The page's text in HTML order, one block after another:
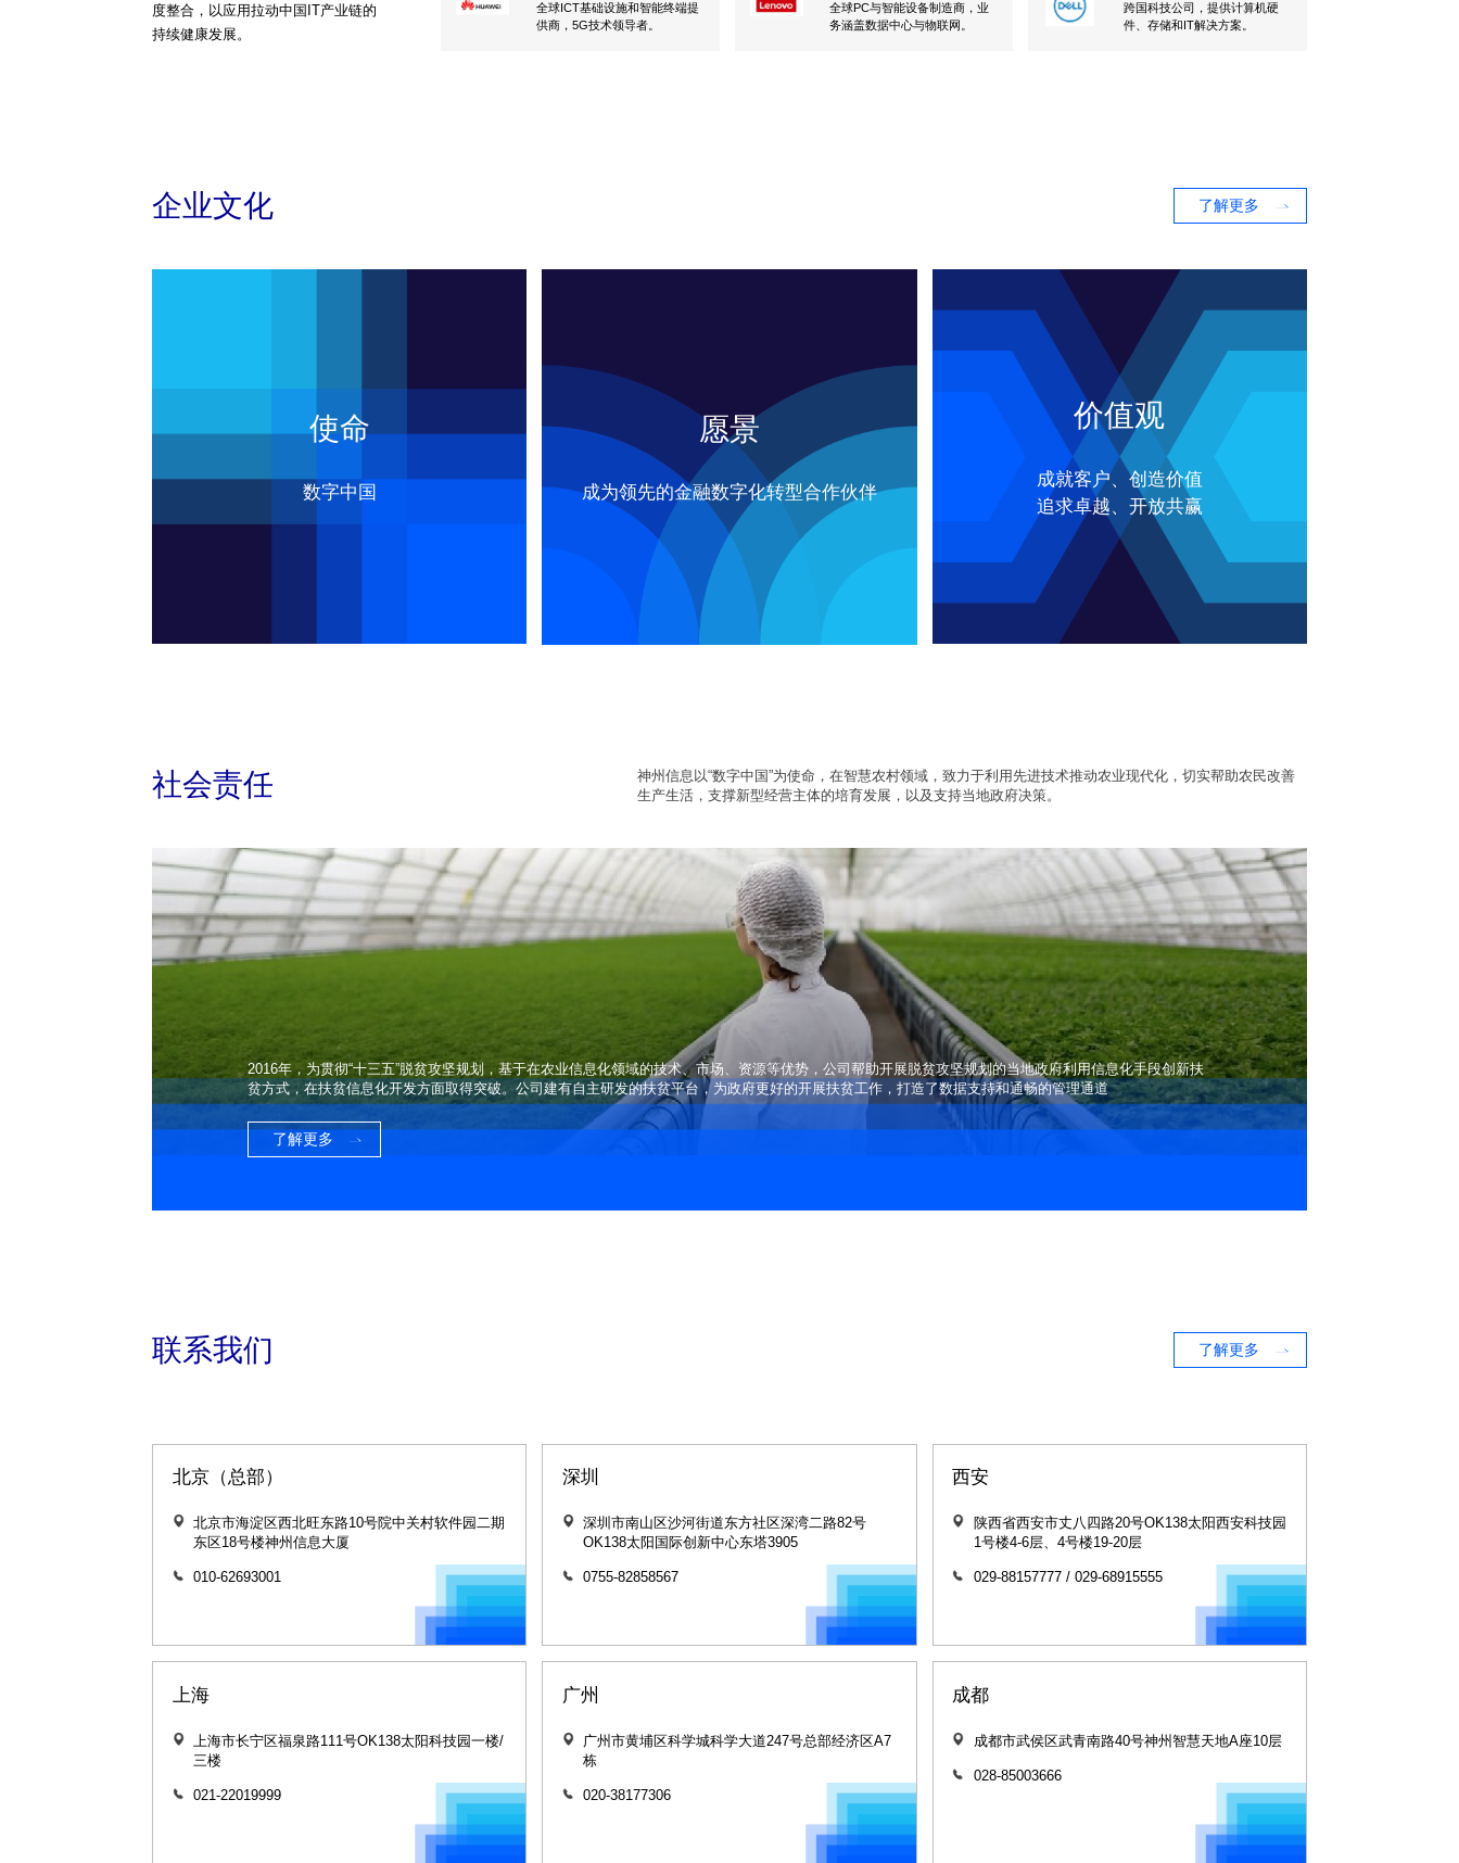
度整合，以应用拉动中国IT产业链的
持续健康发展。
全球ICT基础设施和智能终端提
供商，5G技术领导者。
全球PC与智能设备制造商，业
务涵盖数据中心与物联网。
跨国科技公司，提供计算机硬
件、存储和IT解决方案。
企业文化 了解更多
使命
数字中国
愿景
成为领先的金融数字化转型合作伙伴
价值观
成就客户、创造价值
追求卓越、开放共赢
社会责任
神州信息以“数字中国”为使命，在智慧农村领域，致力于利用先进技术推动农业现代化，切实帮助农民改善
生产生活，支撑新型经营主体的培育发展，以及支持当地政府决策。
2016年，为贯彻“十三五”脱贫攻坚规划，基于在农业信息化领域的技术、市场、资源等优势，公司帮助开展脱贫攻坚规划的当地政府利用信息化手段创新扶
贫方式，在扶贫信息化开发方面取得突破。公司建有自主研发的扶贫平台，为政府更好的开展扶贫工作，打造了数据支持和通畅的管理通道
了解更多
联系我们 了解更多
北京（总部）
北京市海淀区西北旺东路10号院中关村软件园二期
东区18号楼神州信息大厦
010-62693001
深圳
深圳市南山区沙河街道东方社区深湾二路82号
OK138太阳国际创新中心东塔3905
0755-82858567
西安
陕西省西安市丈八四路20号OK138太阳西安科技园
1号楼4-6层、4号楼19-20层
029-88157777 / 029-68915555
上海
上海市长宁区福泉路111号OK138太阳科技园一楼/
三楼
021-22019999
广州
广州市黄埔区科学城科学大道247号总部经济区A7
栋
020-38177306
成都
成都市武侯区武青南路40号神州智慧天地A座10层
028-85003666